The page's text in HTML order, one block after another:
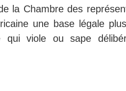
la Chambre des
une base légale
qui viole ou sape